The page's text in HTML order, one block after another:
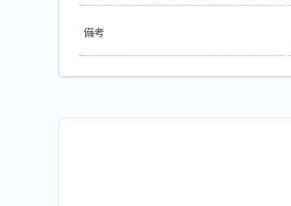
備考